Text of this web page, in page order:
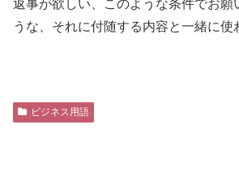
返事が欲しい、このような条件でお願
うな、それに付随する内容と一緒に使
ビジネス用語